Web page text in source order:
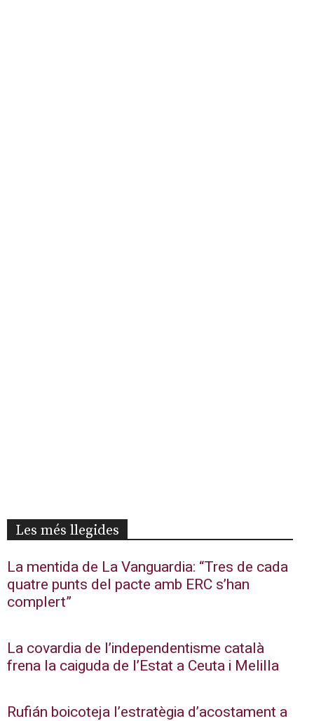
Les més llegides
La mentida de La Vanguardia: “Tres de cada
quatre punts del pacte amb ERC s’han
complert”
La covardia de l’independentisme català
frena la caiguda de l’Estat a Ceuta i Melilla
Rufián boicoteja l’estratègia d’acostament a